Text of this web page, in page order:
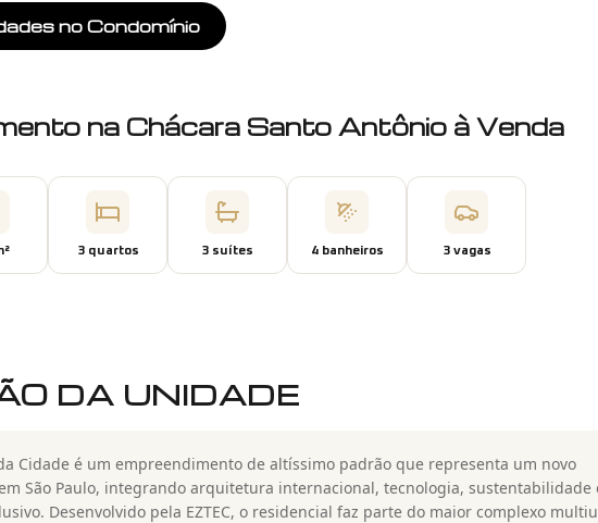
no Condomínio
na Chácara Santo Antônio à Venda
3quartos 3 suítes 4banheiros 3vagas
DA UNIDADE
Cidade é um empreendimento de altíssimo padrão que representa um novo
São Paulo, integrando arquitetura internacional, tecnologia, sustentabilidade
Desenvolvido pela EZTEC, o residencial faz parte do maior complexo